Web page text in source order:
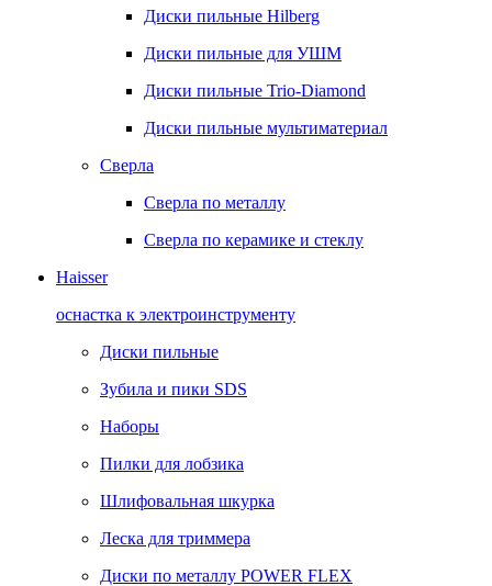
Диски пильные Hilberg
Диски пильные для УШМ
Диски пильные Trio-Diamond
Диски пильные мультиматериал
Сверла
Сверла по металлу
Сверла по керамике и стеклу
Haisser
оснастка к электроинструменту
Диски пильные
Зубила и пики SDS
Наборы
Пилки для лобзика
Шлифовальная шкурка
Леска для триммера
Диски по металлу POWER FLEX